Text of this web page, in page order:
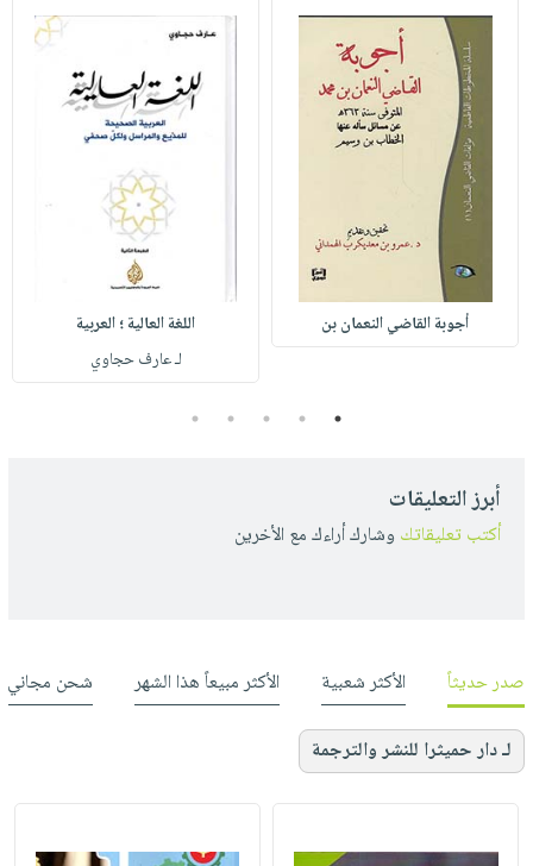
أجوبة القاضي النعمان بن
اللغة العالية ؛ العربية
لـ عارف حجاوي
1
2
3
4
5
أبرز التعليقات
أكتب تعليقاتك وشارك أراءك مع الأخرين
صدر حديثاً الأكثر شعبية الأكثر مبيعاً هذا الشهر شحن مجاني
لـ دار حميثرا للنشر والترجمة